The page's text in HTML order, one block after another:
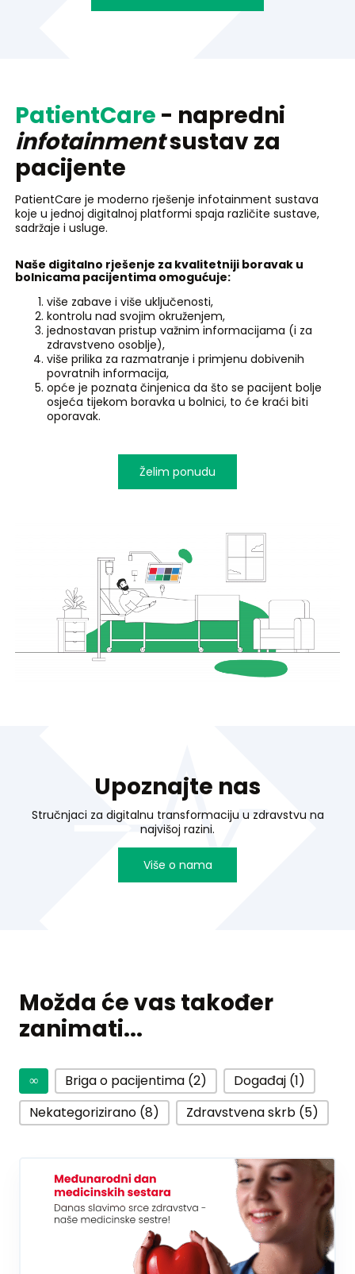
PatientCare - napredni
infotainmentsustav za
pacijente
PatientCare je moderno rješenje infotainment sustava
koje u jednoj digitalnoj platformi spaja različite sustave,
sadržaje i usluge.
Naše digitalno rješenje za kvalitetniji boravak u
bolnicama pacijentima omogućuje:
više zabave i više uključenosti,
kontrolu nad svojim okruženjem,
jednostavan pristup važnim informacijama (i za
zdravstveno osoblje),
više prilika za razmatranje i primjenu dobivenih
povratnih informacija,
opće je poznata činjenica da što se pacijent bolje
osjeća tijekom boravka u bolnici, to će kraći biti
oporavak.
Želim ponudu
Upoznajte nas
Stručnjaci za digitalnu transformaciju u zdravstvu na
najvišoj razini.
Više o nama
Možda će vas također
zanimati...
∞ Briga o pacijentima (2)
Događaj (1)
Nekategorizirano (8)
Zdravstvena skrb (5)